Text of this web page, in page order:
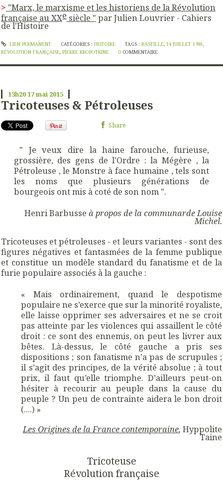
> "Marx, le marxisme et les historiens de la Révolution
française auXXe siècle " parJulienLouvrier - Cahiers
de l'Histoire
LIEN PERMANENT CATÉGORIES : HISTOIRE TAGS : BASTILLE, 14 JUILLET 1789,
RÉVOLUTION FRANÇAISE, PIERRE KROPOTKINE 0 COMMENTAIRE
13h2017mai 2015
Tricoteuses & Pétroleuses
Share
" Je veux dire la haine farouche, furieuse,
grossière, des gens de l'Ordre : la Mégère , la
Pétroleuse , le Monstre à face humaine , tels sont
les noms que plusieurs générations de
bourgeois ont mis à coté de son nom ".
Henri Barbusse à propos de la communarde Louise
Michel.
Tricoteuses et pétroleuses - et leurs variantes - sont des
figures négatives et fantasmées de la femme publique
et constitue un modèle standard du fanatisme et de la
furie populaire associés à la gauche :
« Mais ordinairement, quand le despotisme
populaire ne s’exerce que sur la minorité royaliste,
elle laisse opprimer ses adversaires et ne se croit
pas atteinte par les violences qui assaillent le côté
droit : ce sont des ennemis, on peut les livrer aux
bêtes. Là-dessus, le côté gauche a pris ses
dispositions ; son fanatisme n’a pas de scrupules ;
il s’agit des principes, de la vérité absolue ; à tout
prix, il faut qu’elle triomphe. D’ailleurs peut-on
hésiter à recourir au peuple dans la cause du
peuple ? Un peu de contrainte aidera le bon droit
(....) »
Les Origines de la France contemporaine, Hyppolite
Taine
Tricoteuse
Révolution française